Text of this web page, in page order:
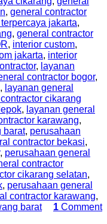
, general contractor
jakarta,
, general contractor
, interior custom,
jakarta, interior
, layanan
contractor bogor,
, layanan general
cikarang
, layanan general
karawang,
barat, perusahaan
contractor bekasi,
, perusahaan general
contractor
cikarang selatan,
, perusahaan general
contractor karawang,
barat
1 Comment